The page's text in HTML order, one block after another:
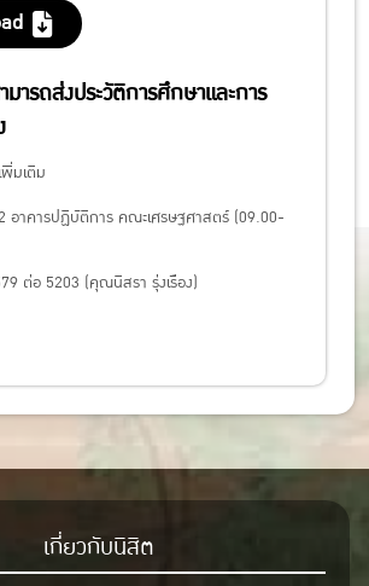
มารถส่งประวัติการศึกษาและการ
มเติม
อาคารปฏิบัติการ คณะเศรษฐศาสตร์ (09.00-
ต่อ 5203 (คุณนิสรา รุ่งเรือง)
เกี่ยวกับนิสิต